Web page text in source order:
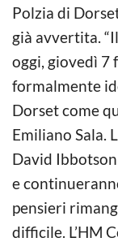
Polzia di
già avvertita.
oggi, giovedì 7
formalmente
Dorset come
Emiliano Sala.
David
e
pensieri
difficile. L’HM